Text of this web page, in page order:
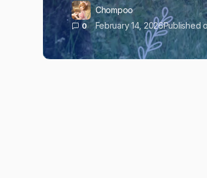
Chompoo
0 February 14, 2026Published